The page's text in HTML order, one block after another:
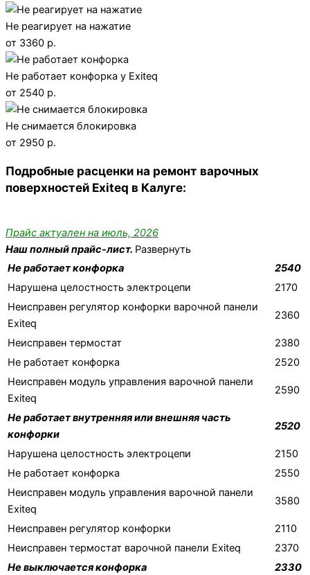
Не реагирует на нажатие
от 3360 р.
Не работает конфорка у Exiteq
от 2540 р.
Не снимается блокировка
от 2950 р.
Подробные расценки на ремонт варочных
поверхностей Exiteq в Калуге:
Прайс актуален на июль, 2026
Наш полный прайс-лист. Развернуть
Не работает конфорка
2540
Нарушена целостность электроцепи
2170
Неисправен регулятор конфорки варочной панели
Exiteq
2360
Неисправен термостат
2380
Не работает конфорка
2520
Неисправен модуль управления варочной панели
Exiteq
2590
Не работает внутренняя или внешняя часть
конфорки
2520
Нарушена целостность электроцепи
2150
Не работает конфорка
2550
Неисправен модуль управления варочной панели
Exiteq
3580
Неисправен регулятор конфорки
2110
Неисправен термостат варочной панели Exiteq
2370
Не выключается конфорка
2330